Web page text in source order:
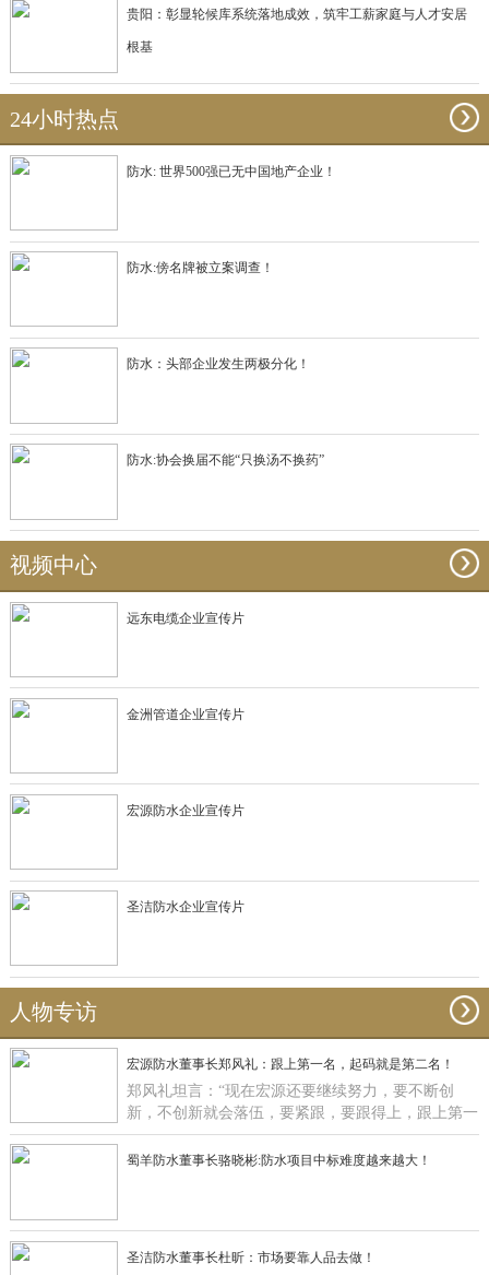
贵阳：彰显轮候库系统落地成效，筑牢工薪家庭与人才安居
根基
24小时热点
防水: 世界500强已无中国地产企业！
防水:傍名牌被立案调查！
防水：头部企业发生两极分化！
防水:协会换届不能“只换汤不换药”
视频中心
远东电缆企业宣传片
金洲管道企业宣传片
宏源防水企业宣传片
圣洁防水企业宣传片
人物专访
宏源防水董事长郑风礼：跟上第一名，起码就是第二名！
郑风礼坦言：“现在宏源还要继续努力，要不断创
新，不创新就会落伍，要紧跟，要跟得上，跟上第一
名，起码就是第二名了”。
蜀羊防水董事长骆晓彬:防水项目中标难度越来越大！
圣洁防水董事长杜昕：市场要靠人品去做！